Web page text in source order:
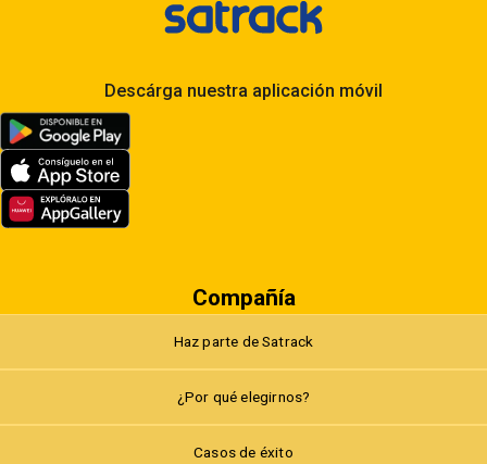
Descárga nuestra aplicación móvil
Compañía
Haz parte de Satrack
¿Por qué elegirnos?
Casos de éxito